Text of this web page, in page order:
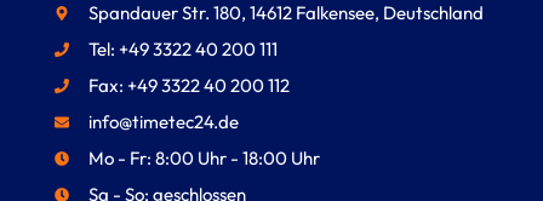
Spandauer Str. 180, 14612 Falkensee, Deutschland
Tel: +49 3322 40 200 111
Fax: +49 3322 40 200 112
info@timetec24.de
Mo - Fr: 8:00 Uhr - 18:00 Uhr
Sa - So: geschlossen